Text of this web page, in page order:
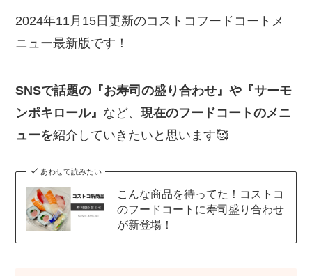
2024年11月15日更新のコストコフードコートメ
ニュー最新版です！
SNSで話題の『お寿司の盛り合わせ』や『サーモ
ンポキロール』 など、現在のフードコートのメニ
ューを紹介していきたいと思います🥰
あわせて読みたい
こんな商品を待ってた！コストコ
のフードコートに寿司盛り合わせ
が新登場！